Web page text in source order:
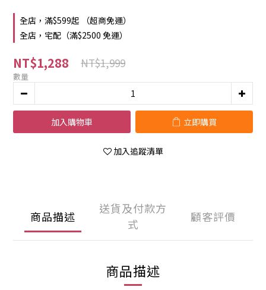
全店，滿$599起 （超商免運）
全店，宅配（滿$2500 免運）
NT$1,288 NT$1,999
數量
加入購物車 立即購買
加入追蹤清單
商品描述
送貨及付款方
式
顧客評價
商品描述